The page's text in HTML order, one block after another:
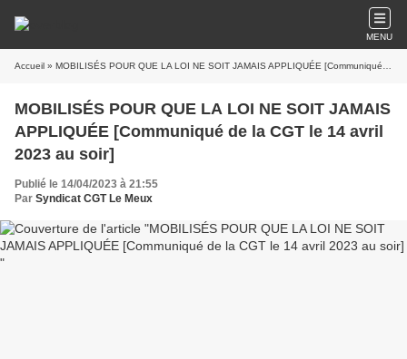
MENU
Accueil » MOBILISÉS POUR QUE LA LOI NE SOIT JAMAIS APPLIQUÉE [Communiqué de la CGT le 14 avril 2023 au soir]
MOBILISÉS POUR QUE LA LOI NE SOIT JAMAIS
APPLIQUÉE [Communiqué de la CGT le 14 avril
2023 au soir]
Publié le 14/04/2023 à 21:55
Par Syndicat CGT Le Meux